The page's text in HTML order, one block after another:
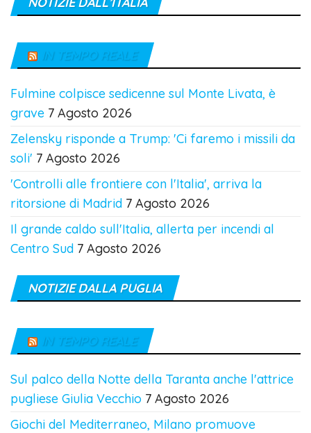
IN TEMPO REALE
Fulmine colpisce sedicenne sul Monte Livata, è
grave 7 Agosto 2026
Zelensky risponde a Trump: 'Ci faremo i missili da
soli' 7 Agosto 2026
'Controlli alle frontiere con l'Italia', arriva la
ritorsione di Madrid 7 Agosto 2026
Il grande caldo sull'Italia, allerta per incendi al
Centro Sud 7 Agosto 2026
NOTIZIE DALLA PUGLIA
IN TEMPO REALE
Sul palco della Notte della Taranta anche l'attrice
pugliese Giulia Vecchio 7 Agosto 2026
Giochi del Mediterraneo, Milano promuove